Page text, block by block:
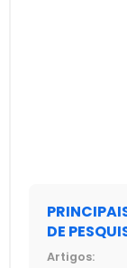
DE
Artigos: